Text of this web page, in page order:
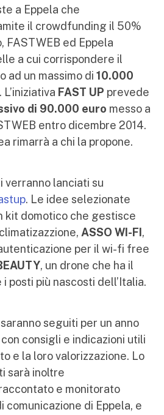
a Eppela che
il crowdfunding il 50%
ed Eppela
a cui corrispondere il
ad un massimo di 10.000
. L’iniziativa FAST UP prevede
di 90.000 euro messo a
entro dicembre 2014.
rimarrà a chi la propone.
verranno lanciati su
. Le idee selezionate
kit domotico che gestisce
ASSO WI-FI ,
per il wi-fi free
, un drone che ha il
posti più nascosti dell’Italia.
seguiti per un anno
consigli e indicazioni utili
e la loro valorizzazione. Lo
sarà inoltre
e monitorato
comunicazione di Eppela, e